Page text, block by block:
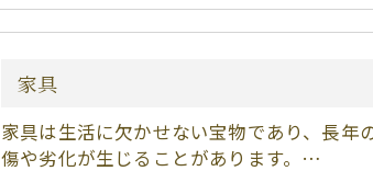
家具
家具は生活に欠かせない宝物であり、長年
傷や劣化が生じることがあります。…